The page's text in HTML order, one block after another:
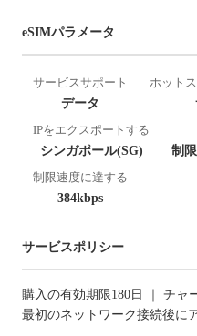
eSIMパラメータ
サービスサポート
データ
ホット
IPをエクスポートする
シンガポール(SG)
制
制限速度に達する
384kbps
サービスポリシー
購入の有効期限180日 ｜ チャ
最初のネットワーク接続後に